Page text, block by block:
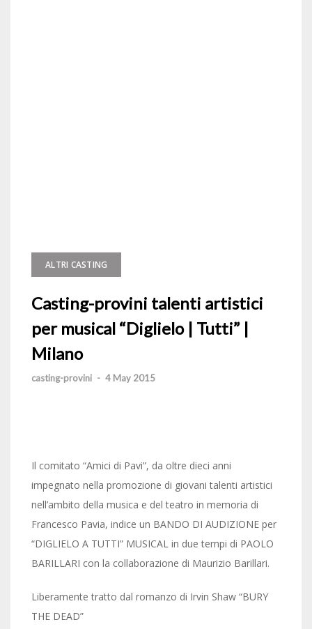
ALTRI CASTING
Casting-provini talenti artistici
per musical “Diglielo | Tutti” |
Milano
casting-provini - 4 May 2015
Il comitato “Amici di Pavi”, da oltre dieci anni
impegnato nella promozione di giovani talenti artistici
nell’ambito della musica e del teatro in memoria di
Francesco Pavia, indice un BANDO DI AUDIZIONE per
“DIGLIELO A TUTTI” MUSICAL in due tempi di PAOLO
BARILLARI con la collaborazione di Maurizio Barillari.
Liberamente tratto dal romanzo di Irvin Shaw “BURY
THE DEAD”